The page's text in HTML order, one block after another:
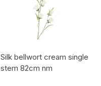
Silk bellwort cream single
stem 82cm nm